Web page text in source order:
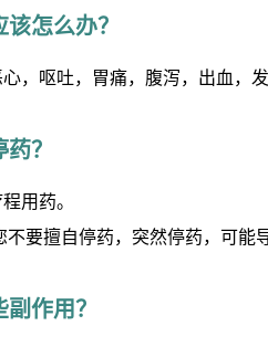
怎么办？
，呕吐，胃痛，腹泻，出血，
？
用药。
要擅自停药，突然停药，可能
作用？